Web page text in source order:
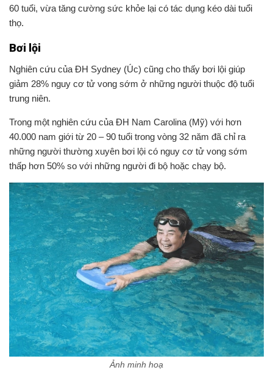
60 tuổi, vừa tăng cường sức khỏe lại có tác dụng kéo dài tuổi
‏Bơi lội
giảm 28% nguy cơ tử vong sớm ở những người thuộc độ tuổi
trung niên.
40.000 nam giới từ 20 – 90 tuổi trong vòng 32 năm đã chỉ ra
những người thường xuyên bơi lội có nguy cơ tử vong sớm
thấp hơn 50% so với những người đi bộ hoặc chạy bộ.
Ảnh minh hoạ